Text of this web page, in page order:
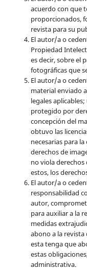
acuerdo con que
proporcionados,
revista para su
El autor/a o
Propiedad
es decir, sobre el
fotográficas que
El autor/a o
material enviado
legales
protegido por
concepción del
obtuvo las
necesarias para
derechos de
no viola
estos, los
El autor/a o
responsabilidad
autor,
para auxiliar a la
medidas
abono a la
esta tenga que
estas
administrativa.